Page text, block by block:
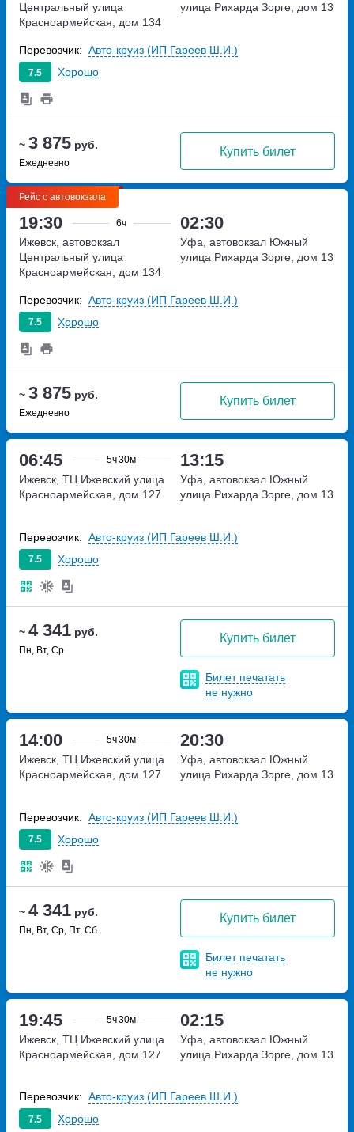
~ 3 875 руб.
Ежедневно
Купить билет
Центральный улица
Красноармейская, дом 134
улица Рихарда Зорге, дом 13
7.5 Хорошо
Перевозчик: Авто-круиз (ИП Гареев Ш.И.)
Рейс с автовокзала
19:30 6ч 02:30
~ 3 875 руб.
Ежедневно
Купить билет
Ижевск, автовокзал
Центральный улица
Красноармейская, дом 134
Уфа, автовокзал Южный
улица Рихарда Зорге, дом 13
7.5 Хорошо
Перевозчик: Авто-круиз (ИП Гареев Ш.И.)
06:45 5ч30м 13:15
~ 4 341 руб.
Пн, Вт, Ср
Купить билет
Билет печатать
не нужно
Ижевск, ТЦ Ижевский улица
Красноармейская, дом 127
Уфа, автовокзал Южный
улица Рихарда Зорге, дом 13
7.5 Хорошо
Перевозчик: Авто-круиз (ИП Гареев Ш.И.)
14:00 5ч30м 20:30
~ 4 341 руб.
Пн, Вт, Ср, Пт, Сб
Купить билет
Билет печатать
не нужно
Ижевск, ТЦ Ижевский улица
Красноармейская, дом 127
Уфа, автовокзал Южный
улица Рихарда Зорге, дом 13
7.5 Хорошо
Перевозчик: Авто-круиз (ИП Гареев Ш.И.)
19:45 5ч30м 02:15
Ижевск, ТЦ Ижевский улица
Красноармейская, дом 127
Уфа, автовокзал Южный
улица Рихарда Зорге, дом 13
7.5 Хорошо
Перевозчик: Авто-круиз (ИП Гареев Ш.И.)